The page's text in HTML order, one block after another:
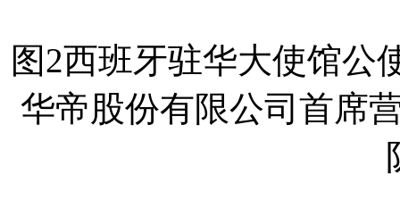
图2西班牙驻华大使馆公
华帝股份有限公司首席